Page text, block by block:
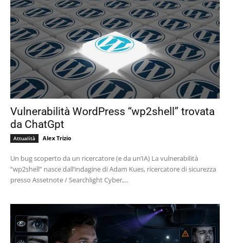
Vulnerabilità WordPress “wp2shell” trovata
da ChatGpt
Attualità Alex Trizio
Un bug scoperto da un ricercatore (e da un’IA) La vulnerabilità
“wp2shell” nasce dall’indagine di Adam Kues, ricercatore di sicurezza
presso Assetnote / Searchlight Cyber,...